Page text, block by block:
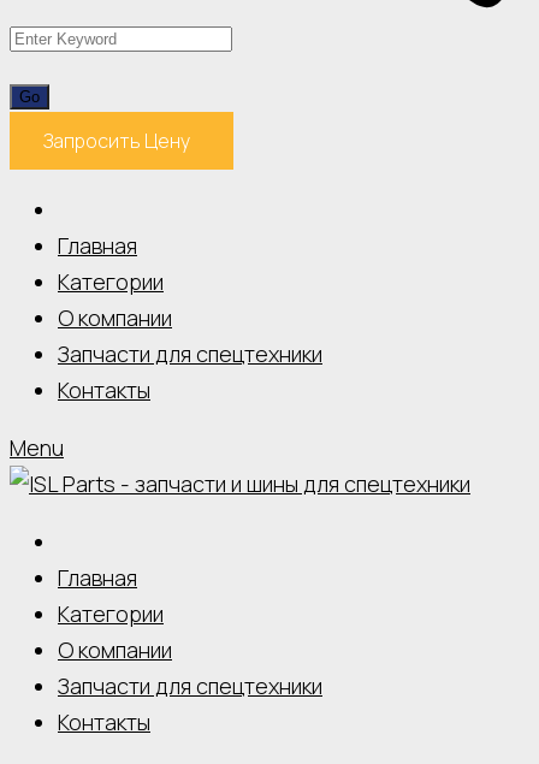
Запросить Цену
Главная
Категории
О компании
Запчасти для спецтехники
Контакты
Menu
Главная
Категории
О компании
Запчасти для спецтехники
Контакты